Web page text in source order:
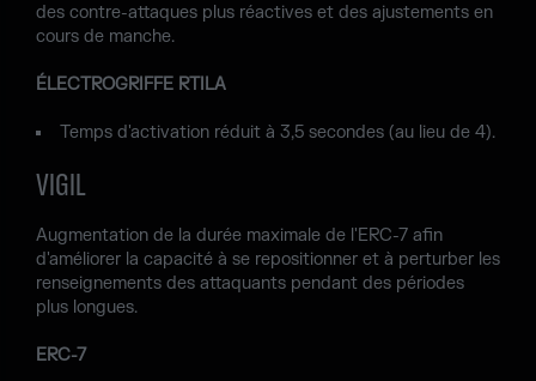
des contre-attaques plus réactives et des ajustements en
cours de manche.
ÉLECTROGRIFFE RTILA
Temps d'activation réduit à 3,5 secondes (au lieu de 4).
VIGIL
Augmentation de la durée maximale de l'ERC-7 afin
d'améliorer la capacité à se repositionner et à perturber les
renseignements des attaquants pendant des périodes
plus longues.
ERC-7